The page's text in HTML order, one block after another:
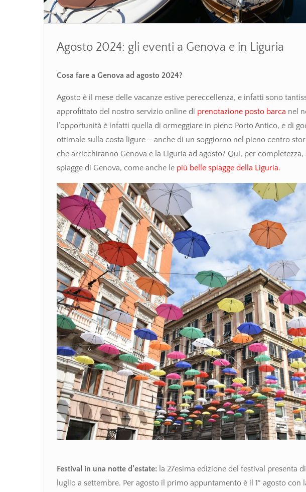
Agosto 2024: gli eventi a Genova e in Liguria
Cosa fare a Genova ad agosto 2024?
Agosto è il mese delle vacanze estive pereccellenza, e infatti sono
approfittato del nostro servizio online di prenotazione posto barca nel
l’opportunità è infatti quella di ormeggiare in pieno Porto Antico, e di
ottimale sulla costa ligure – anche di un soggiorno nel pieno centro
che arricchiranno Genova e la Liguria ad agosto? Qui, per
spiagge di Genova, come anche le più belle spiagge della Liguria.
Festival in una notte d’estate: la 27esima edizione del festival presenta
luglio a settembre. Per agosto il primo appuntamento è il 1° agosto con